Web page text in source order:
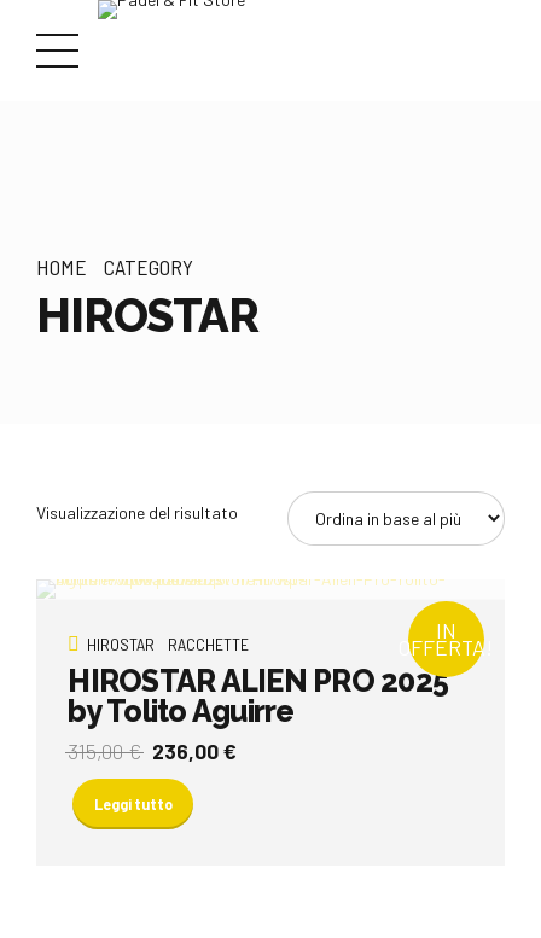
HOME CATEGORY
HIROSTAR
Visualizzazione del risultato
IN
OFFERTA!
HIROSTAR RACCHETTE
HIROSTAR ALIEN PRO 2025
by Tolito Aguirre
315,00€ Il
prezzo
originale
era:
236,00€
Leggi tutto